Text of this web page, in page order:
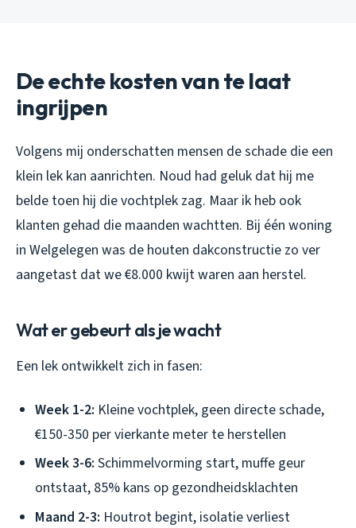
De echte kosten van te laat
ingrijpen
Volgens mij onderschatten mensen de schade die een
klein lek kan aanrichten. Noud had geluk dat hij me
belde toen hij die vochtplek zag. Maar ik heb ook
klanten gehad die maanden wachtten. Bij één woning
in Welgelegen was de houten dakconstructie zo ver
aangetast dat we €8.000 kwijt waren aan herstel.
Wat er gebeurt als je wacht
Een lek ontwikkelt zich in fasen:
Week 1-2: Kleine vochtplek, geen directe schade,
€150-350 per vierkante meter te herstellen
Week 3-6: Schimmelvorming start, muffe geur
ontstaat, 85% kans op gezondheidsklachten
Maand 2-3: Houtrot begint, isolatie verliest